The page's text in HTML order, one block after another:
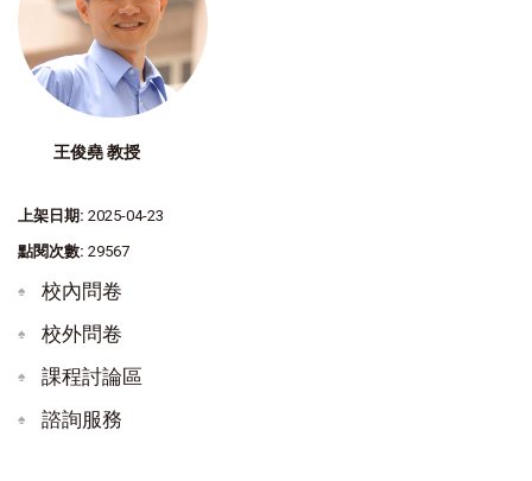
王俊堯 教授
上架日期: 2025-04-23
點閱次數: 29567
校內問卷
校外問卷
課程討論區
諮詢服務